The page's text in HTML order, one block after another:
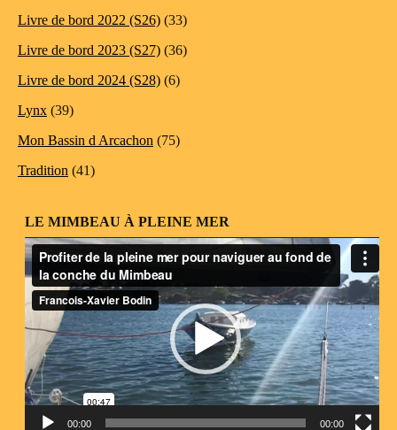
Livre de bord 2022 (S26) (33)
Livre de bord 2023 (S27) (36)
Livre de bord 2024 (S28) (6)
Lynx (39)
Mon Bassin d Arcachon (75)
Tradition (41)
LE MIMBEAU À PLEINE MER
Lecteur
vidéo
00:00 00:00